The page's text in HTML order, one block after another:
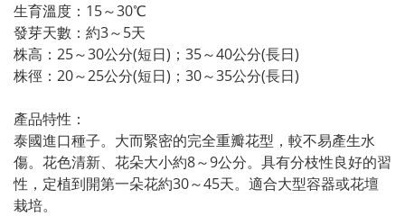
生育溫度：15～30℃
發芽天數：約3～5天
株高：25～30公分(短日)；35～40公分(長日)
株徑：20～25公分(短日)；30～35公分(長日)
產品特性：
泰國進口種子。大而緊密的完全重瓣花型，較不易產生水
傷。花色清新、花朵大小約8～9公分。具有分枝性良好的習
性，定植到開第一朵花約30～45天。適合大型容器或花壇
栽培。